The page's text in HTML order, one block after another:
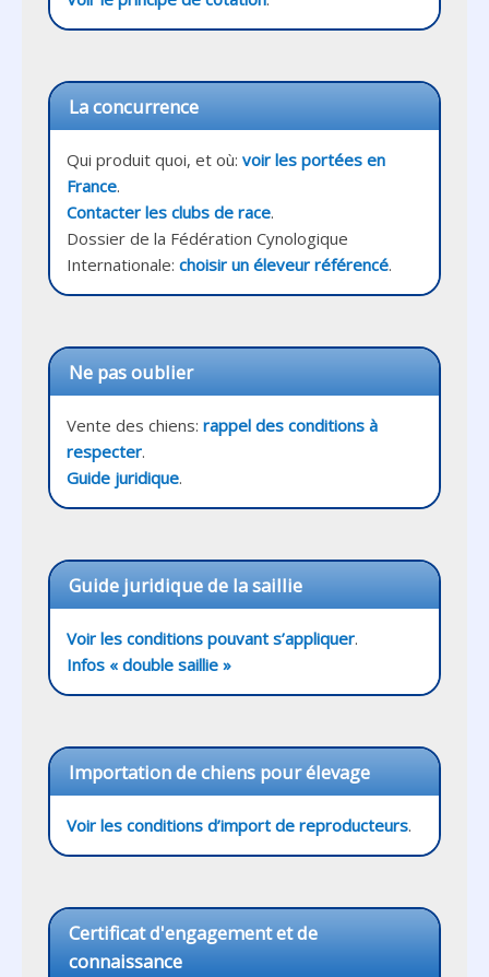
La concurrence
Qui produit quoi, et où: voir les portées en
France
Contacter les clubs de race.
Dossier de la Fédération Cynologique
Internationale: choisir un éleveur référencé.
Ne pas oublier
Vente des chiens: rappel des conditions à
respecter
Guide juridique
Guide juridique de la saillie
Voir les conditions pouvant s’appliquer
Infos « double saillie »
Importation de chiens pour élevage
Voir les conditions d’import de reproducteurs
Certificat d'engagement et de
connaissance